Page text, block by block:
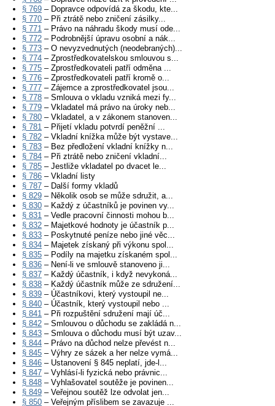
§ 769 – Dopravce odpovídá za škodu, kte...
§ 770 – Při ztrátě nebo zničení zásilky...
§ 771 – Právo na náhradu škody musí ode...
§ 772 – Podrobnější úpravu osobní a nák...
§ 773 – O nevyzvednutých (neodebraných)...
§ 774 – Zprostředkovatelskou smlouvou s...
§ 775 – Zprostředkovateli patří odměna ...
§ 776 – Zprostředkovateli patří kromě o...
§ 777 – Zájemce a zprostředkovatel jsou...
§ 778 – Smlouva o vkladu vzniká mezi fy...
§ 779 – Vkladatel má právo na úroky neb...
§ 780 – Vkladatel, a v zákonem stanoven...
§ 781 – Přijetí vkladu potvrdí peněžní ...
§ 782 – Vkladní knížka může být vystave...
§ 783 – Bez předložení vkladní knížky n...
§ 784 – Při ztrátě nebo zničení vkladní...
§ 785 – Jestliže vkladatel po dvacet le...
§ 786 – Vkladní listy
§ 787 – Další formy vkladů
§ 829 – Několik osob se může sdružit, a...
§ 830 – Každý z účastníků je povinen vy...
§ 831 – Vedle pracovní činnosti mohou b...
§ 832 – Majetkové hodnoty je účastník p...
§ 833 – Poskytnuté peníze nebo jiné věc...
§ 834 – Majetek získaný při výkonu spol...
§ 835 – Podíly na majetku získaném spol...
§ 836 – Není-li ve smlouvě stanoveno ji...
§ 837 – Každý účastník, i když nevykoná...
§ 838 – Každý účastník může ze sdružení...
§ 839 – Účastníkovi, který vystoupil ne...
§ 840 – Účastník, který vystoupil nebo ...
§ 841 – Při rozpuštění sdružení mají úč...
§ 842 – Smlouvou o důchodu se zakládá n...
§ 843 – Smlouva o důchodu musí být uzav...
§ 844 – Právo na důchod nelze převést n...
§ 845 – Výhry ze sázek a her nelze vymá...
§ 846 – Ustanovení § 845 neplatí, jde-l...
§ 847 – Vyhlásí-li fyzická nebo právnic...
§ 848 – Vyhlašovatel soutěže je povinen...
§ 849 – Veřejnou soutěž lze odvolat jen...
§ 850 – Veřejným příslibem se zavazuje ...